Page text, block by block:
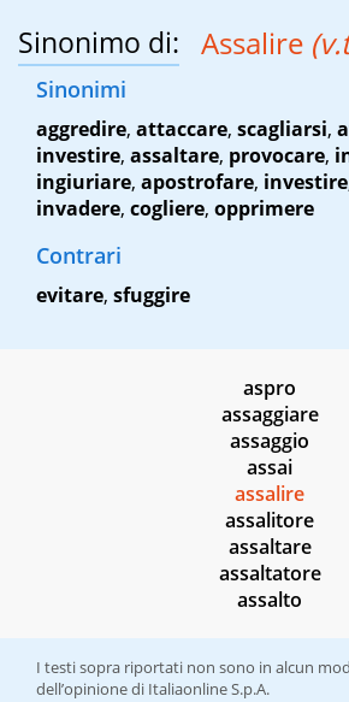
Sinonimo di: Assalire
Sinonimi
aggredire, attaccare, scagliarsi,
investire, assaltare, provocare,
ingiuriare, apostrofare, investire
invadere, cogliere, opprimere
Contrari
evitare, sfuggire
aspro
assaggiare
assaggio
assai
assalire
assalitore
assaltare
assaltatore
assalto
I testi sopra riportati non sono in alcun
dell’opinione di Italiaonline S.p.A.